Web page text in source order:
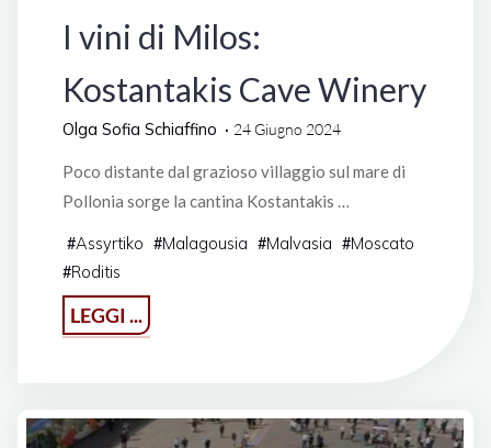
I vini di Milos:
Kostantakis Cave Winery
Olga Sofia Schiaffino 24 Giugno 2024
Poco distante dal grazioso villaggio sul mare di
Pollonia sorge la cantina Kostantakis …
#Assyrtiko #Malagousia #Malvasia #Moscato
#Roditis
LEGGI ...
vini
Kostantakis